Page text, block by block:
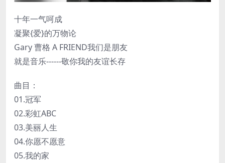
十年一气呵成
凝聚{爱}的万物论
Gary 曹格 A FRIEND我们是朋友
就是音乐------敬你我的友谊长存
曲目：
01.冠军
02.彩虹ABC
03.美丽人生
04.你愿不愿意
05.我的家